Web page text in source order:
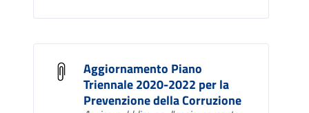
Aggiornamento Piano
Triennale 2020-2022 per la
Prevenzione della Corruzione